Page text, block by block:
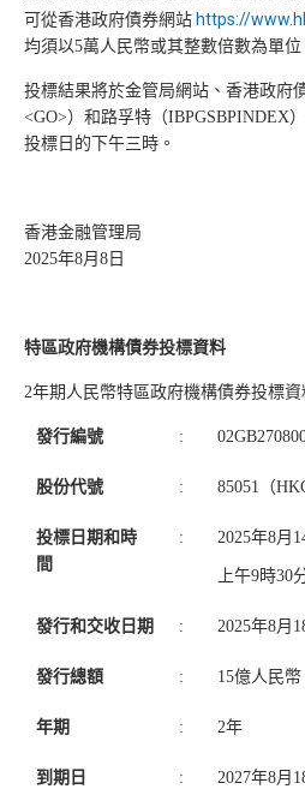
可從香港政府債券網站 https://
均須以5萬人民幣或其整數倍數為單位
投標結果將於金管局網站、香港政府
<GO>）和路孚特（IBPGSBPINDEX
投標日的下午三時。
香港金融管理局
2025年8月8日
特區政府機構債券投標資料
2年期人民幣特區政府機構債券投標
發行編號 :
股份代號 : 85051（
投標日期和時
間
: 2025年8月
上午9時30
發行和交收日期 : 2025年8月
發行總額 : 15億人民幣
年期 : 2年
到期日 : 2027年8月